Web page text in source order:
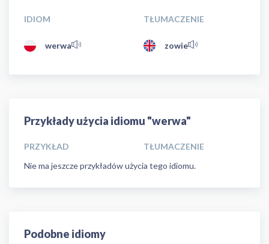
IDIOM TŁUMACZENIE
werwa zowie
Przykłady użycia idiomu "werwa"
PRZYKŁAD
TŁUMACZENIE
Nie ma jeszcze przykładów użycia tego idiomu.
Podobne idiomy